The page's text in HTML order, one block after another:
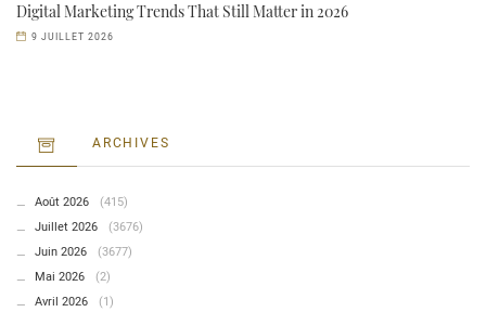
Digital Marketing Trends That Still Matter in 2026
9 JUILLET 2026
ARCHIVES
Août 2026
(415)
Juillet 2026
(3676)
Juin 2026
(3677)
Mai 2026
(2)
Avril 2026
(1)